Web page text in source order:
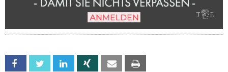
Facebook Twitter Linkedin Xing Email